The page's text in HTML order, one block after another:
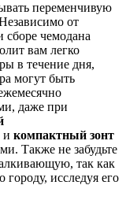
переменчивую
от
чемодана
вам легко
в течение дня,
могут быть
даже при
и компактный зонт
Также не забудьте
так как
городу, исследуя его